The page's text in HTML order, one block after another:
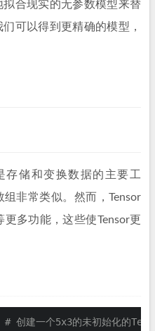
合现实的无参数模型来替
可以得到更精确的模型，
存储和变换数据的主要工
组非常类似。然而，Tensor
多功能，这些使Tensor更
# 创建一个5x3的未初始化的